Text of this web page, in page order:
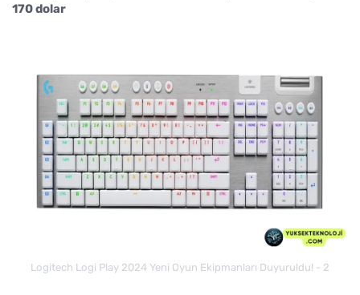
170 dolar
Logitech Logi Play 2024 Yeni Oyun Ekipmanları Duyuruldu! - 2